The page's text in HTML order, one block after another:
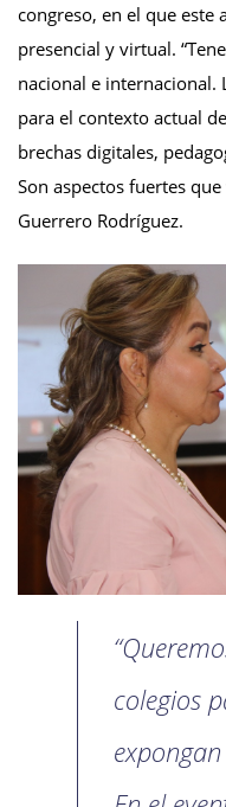
congreso, en el que
presencial y virtual.
nacional e internacional.
para el contexto actual
brechas digitales,
Son aspectos fuertes
Guerrero Rodríguez.
colegios